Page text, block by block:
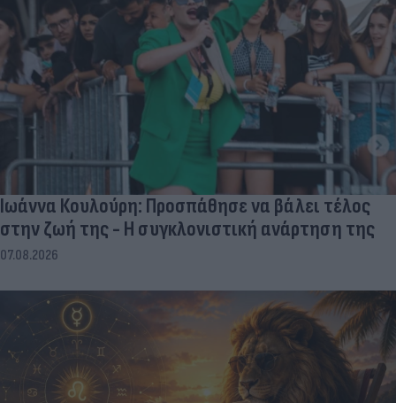
Ιωάννα Κουλούρη: Προσπάθησε να βάλει τέλος
στην ζωή της - Η συγκλονιστική ανάρτηση της
07.08.2026